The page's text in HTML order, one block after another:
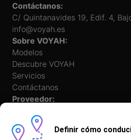
Contáctanos:
C/ Quintanavides 19, Edif. 4,
info@voyah.es
Sobre VOYAH:
Modelos
Descubre VOYAH
Servicios
Contáctanos
Proveedor:
Definir cómo